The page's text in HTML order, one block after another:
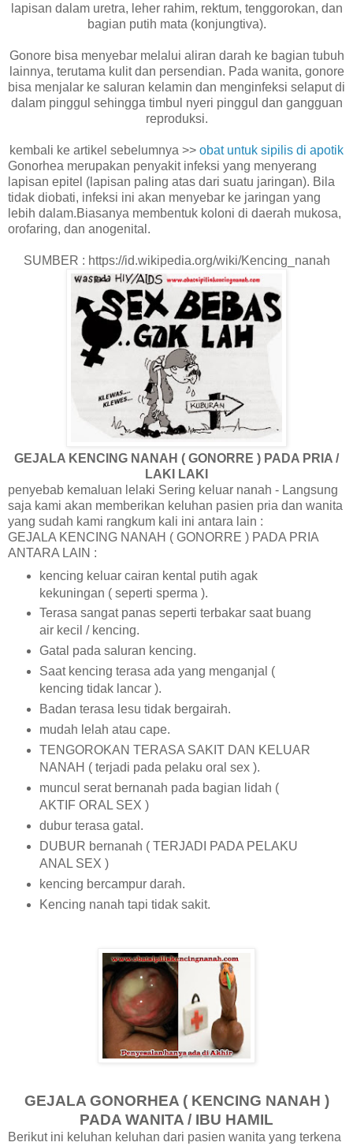
lapisan dalam uretra, leher rahim, rektum, tenggorokan, dan
bagian putih mata (konjungtiva).
Gonore bisa menyebar melalui aliran darah ke bagian tubuh
lainnya, terutama kulit dan persendian. Pada wanita, gonore
bisa menjalar ke saluran kelamin dan menginfeksi selaput di
dalam pinggul sehingga timbul nyeri pinggul dan gangguan
reproduksi.
kembali ke artikel sebelumnya >> obat untuk sipilis di apotik
Gonorhea merupakan penyakit infeksi yang menyerang
lapisan epitel (lapisan paling atas dari suatu jaringan). Bila
tidak diobati, infeksi ini akan menyebar ke jaringan yang
lebih dalam.Biasanya membentuk koloni di daerah mukosa,
orofaring, dan anogenital.
SUMBER : https://id.wikipedia.org/wiki/Kencing_nanah
GEJALA KENCING NANAH ( GONORRE ) PADA PRIA /
LAKI LAKI
penyebab kemaluan lelaki Sering keluar nanah - Langsung
saja kami akan memberikan keluhan pasien pria dan wanita
yang sudah kami rangkum kali ini antara lain :
GEJALA KENCING NANAH ( GONORRE ) PADA PRIA
ANTARA LAIN :
kencing keluar cairan kental putih agak
kekuningan ( seperti sperma ).
Terasa sangat panas seperti terbakar saat buang
air kecil / kencing.
Gatal pada saluran kencing.
Saat kencing terasa ada yang menganjal (
kencing tidak lancar ).
Badan terasa lesu tidak bergairah.
mudah lelah atau cape.
TENGOROKAN TERASA SAKIT DAN KELUAR
NANAH ( terjadi pada pelaku oral sex ).
muncul serat bernanah pada bagian lidah (
AKTIF ORAL SEX )
dubur terasa gatal.
DUBUR bernanah ( TERJADI PADA PELAKU
ANAL SEX )
kencing bercampur darah.
Kencing nanah tapi tidak sakit.
GEJALA GONORHEA ( KENCING NANAH )
PADA WANITA / IBU HAMIL
Berikut ini keluhan keluhan dari pasien wanita yang terkena